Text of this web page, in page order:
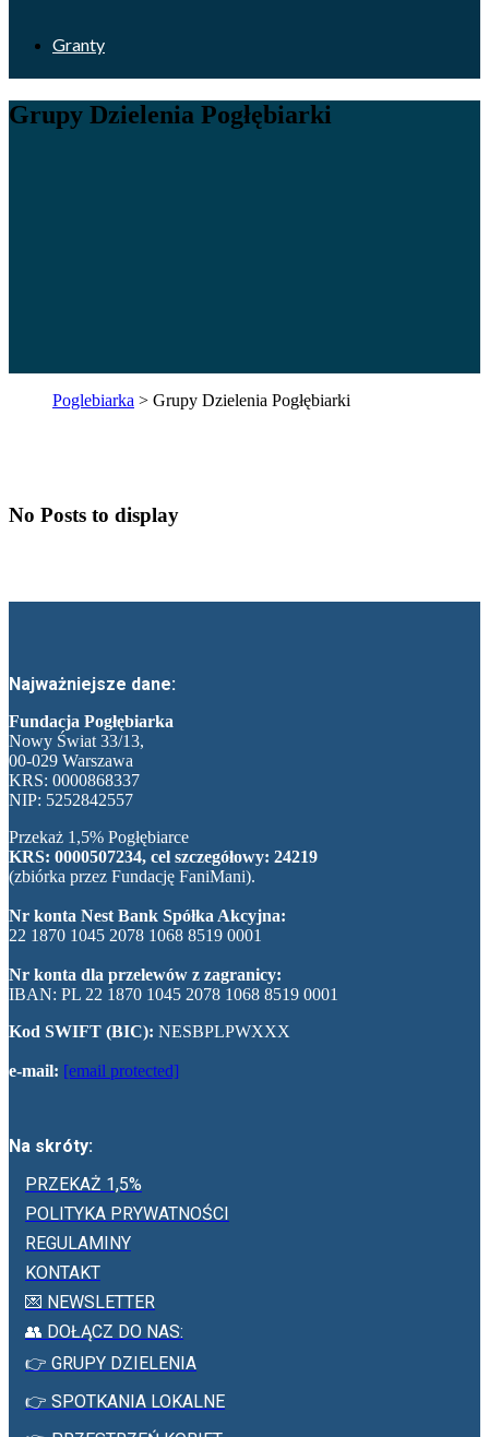
Granty
Grupy Dzielenia Pogłębiarki
Poglebiarka > Grupy Dzielenia Pogłębiarki
No Posts to display
Najważniejsze dane:
Fundacja Pogłębiarka
Nowy Świat 33/13,
00-029 Warszawa
KRS: 0000868337
NIP: 5252842557
Przekaż 1,5% Pogłębiarce
KRS: 0000507234, cel szczegółowy: 24219
(zbiórka przez Fundację FaniMani).
Nr konta Nest Bank Spółka Akcyjna:
22 1870 1045 2078 1068 8519 0001
Nr konta dla przelewów z zagranicy:
IBAN: PL 22 1870 1045 2078 1068 8519 0001
Kod SWIFT (BIC): NESBPLPWXXX
e-mail: [email protected]
Na skróty:
PRZEKAŻ 1,5%
POLITYKA PRYWATNOŚCI
REGULAMINY
KONTAKT
💌 NEWSLETTER
👥 DOŁĄCZ DO NAS:
👉 GRUPY DZIELENIA
👉 SPOTKANIA LOKALNE